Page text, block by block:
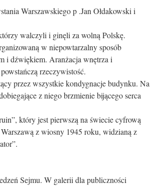
Warszawskiego p .Jan Ołdakowski i
walczyli i ginęli za wolną Polskę.
w niepowtarzalny sposób
i dźwiękiem. Aranżacja wnętrza i
rzeczywistość.
przez wszystkie kondygnacje budynku. Na
z niego brzmienie bijącego serca
który jest pierwszą na świecie cyfrową
z wiosny 1945 roku, widzianą z
Sejmu. W galerii dla publiczności